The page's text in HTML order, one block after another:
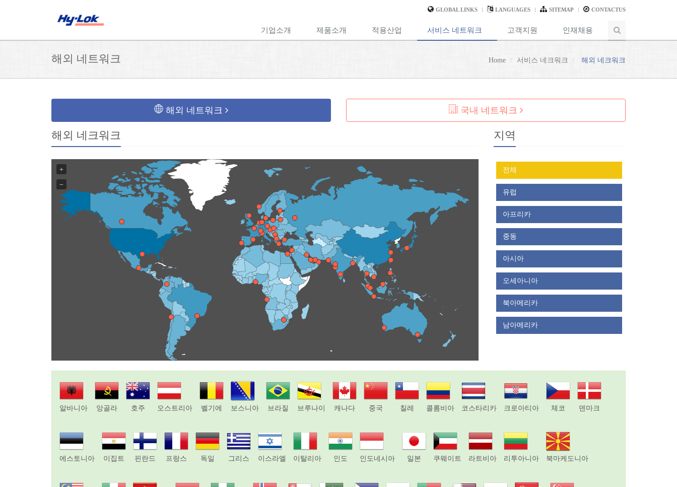
GLOBAL LINKS LANGUAGES SITEMAP CONTACTUS
기업소개 제품소개 적용산업 서비스 네트워크 고객지원 인재채용
해외 네트워크 Home 서비스 네크워크 해외 네크워크
해외 네트워크 국내 네트워크
해외 네크워크
+
−
지역
전체
유럽
아프리카
중동
아시아
오세아니아
북아메리카
남아메리카
알바니아 앙골라 호주 오스트리아 벨기에 보스니아 브라질 브루나이 캐나다 중국 칠레 콜롬비아 코스타리카 크로아티아 체코 덴마크
에스토니아 이집트 핀란드 프랑스 독일 그리스 이스라엘 이탈리아 인도 인도네시아 일본 쿠웨이트 라트비아 리투아니아 북마케도니아